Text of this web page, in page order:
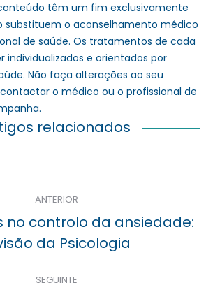
têm um fim exclusivamente
substituem o aconselhamento médico
de saúde. Os tratamentos de cada
individualizados e orientados por
Não faça alterações ao seu
o médico ou o profissional de
relacionados
ANTERIOR
Previous
post:
no controlo da ansiedade:
da Psicologia
SEGUINTE